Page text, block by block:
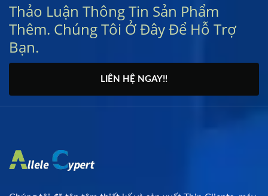
Thảo Luận Thông Tin Sản Phẩm
Thêm. Chúng Tôi Ở Đây Để Hỗ Trợ
Bạn.
LIÊN HỆ NGAY!!